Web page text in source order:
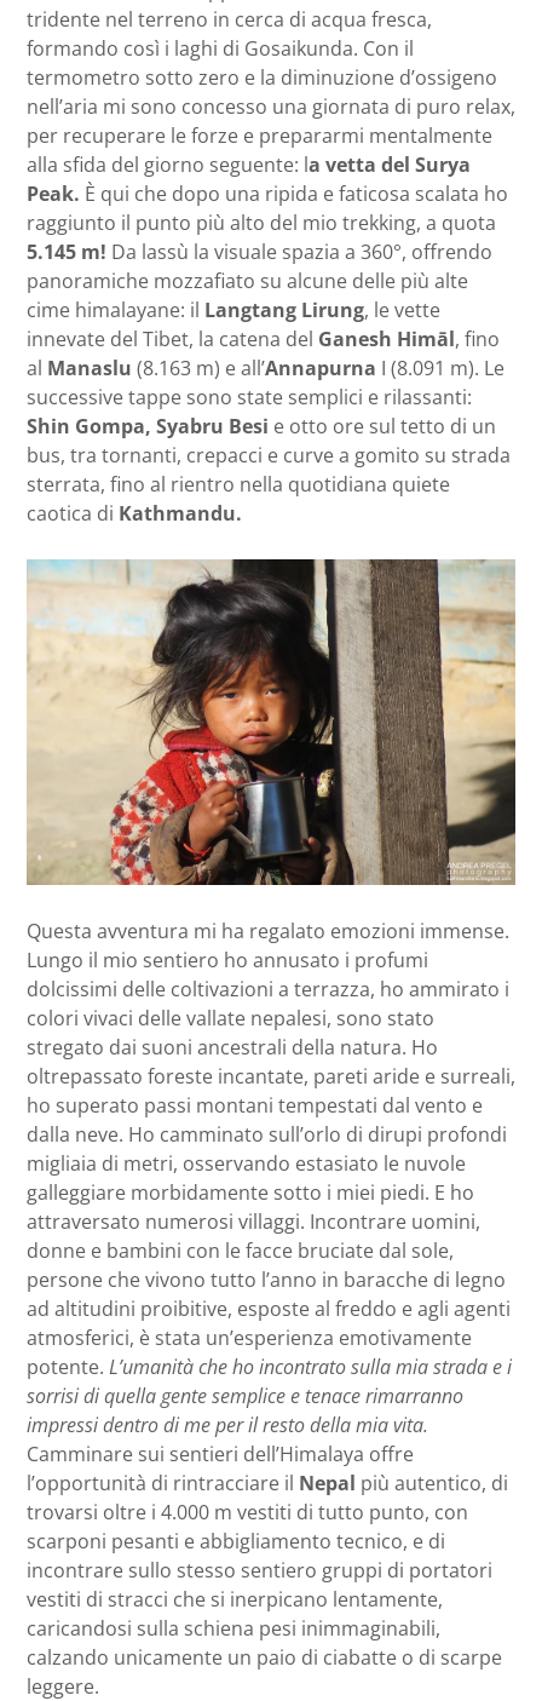
tridente nel terreno in cerca di acqua fresca,
formando così i laghi di Gosaikunda. Con il
termometro sotto zero e la diminuzione d’ossigeno
nell’aria mi sono concesso una giornata di puro relax,
per recuperare le forze e prepararmi mentalmente
alla sfida del giorno seguente: la vetta del Surya
Peak. È qui che dopo una ripida e faticosa scalata ho
raggiunto il punto più alto del mio trekking, a quota
5.145 m! Da lassù la visuale spazia a 360°, offrendo
panoramiche mozzafiato su alcune delle più alte
cime himalayane: il Langtang Lirung, le vette
innevate del Tibet, la catena del Ganesh Himāl, fino
al Manaslu (8.163 m) e all’Annapurna I (8.091 m). Le
successive tappe sono state semplici e rilassanti:
Shin Gompa, Syabru Besi e otto ore sul tetto di un
bus, tra tornanti, crepacci e curve a gomito su strada
sterrata, fino al rientro nella quotidiana quiete
caotica di Kathmandu.
Questa avventura mi ha regalato emozioni immense.
Lungo il mio sentiero ho annusato i profumi
dolcissimi delle coltivazioni a terrazza, ho ammirato i
colori vivaci delle vallate nepalesi, sono stato
stregato dai suoni ancestrali della natura. Ho
oltrepassato foreste incantate, pareti aride e surreali,
ho superato passi montani tempestati dal vento e
dalla neve. Ho camminato sull’orlo di dirupi profondi
migliaia di metri, osservando estasiato le nuvole
galleggiare morbidamente sotto i miei piedi. E ho
attraversato numerosi villaggi. Incontrare uomini,
donne e bambini con le facce bruciate dal sole,
persone che vivono tutto l’anno in baracche di legno
ad altitudini proibitive, esposte al freddo e agli agenti
atmosferici, è stata un’esperienza emotivamente
potente. L’umanità che ho incontrato sulla mia strada e i
sorrisi di quella gente semplice e tenace rimarranno
impressi dentro di me per il resto della mia vita.
Camminare sui sentieri dell’Himalaya offre
l’opportunità di rintracciare il Nepal più autentico, di
trovarsi oltre i 4.000 m vestiti di tutto punto, con
scarponi pesanti e abbigliamento tecnico, e di
incontrare sullo stesso sentiero gruppi di portatori
vestiti di stracci che si inerpicano lentamente,
caricandosi sulla schiena pesi inimmaginabili,
calzando unicamente un paio di ciabatte o di scarpe
leggere.